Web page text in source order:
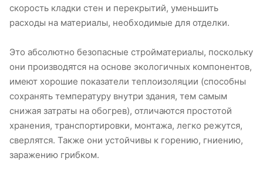
скорость кладки стен и перекрытий, уменьшить
расходы на материалы, необходимые для отделки.
Это абсолютно безопасные стройматериалы, поскольку
они производятся на основе экологичных компонентов,
имеют хорошие показатели теплоизоляции (способны
сохранять температуру внутри здания, тем самым
снижая затраты на обогрев), отличаются простотой
хранения, транспортировки, монтажа, легко режутся,
сверлятся. Также они устойчивы к горению, гниению,
заражению грибком.